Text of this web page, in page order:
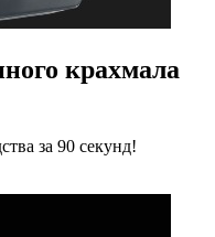
крахмала
за 90 секунд!